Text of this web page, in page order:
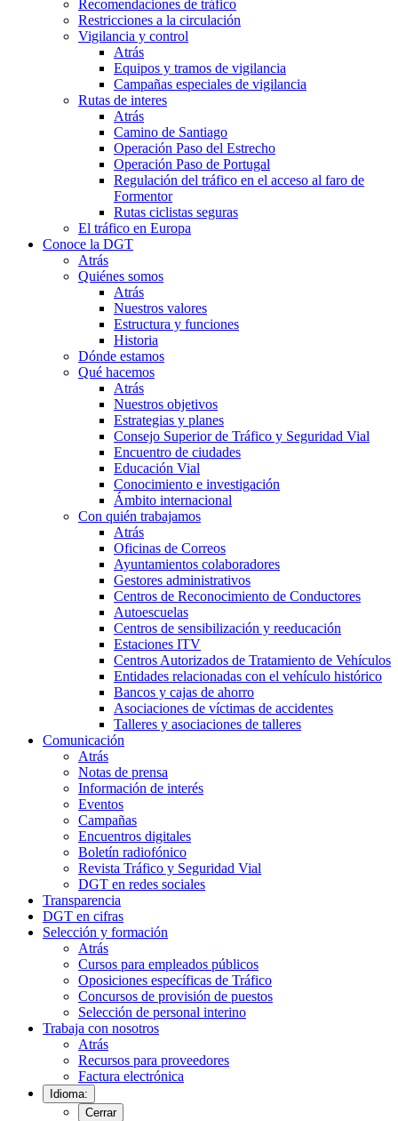
Recomendaciones de tráfico
Restricciones a la circulación
Vigilancia y control
Atrás
Equipos y tramos de vigilancia
Campañas especiales de vigilancia
Rutas de interes
Atrás
Camino de Santiago
Operación Paso del Estrecho
Operación Paso de Portugal
Regulación del tráfico en el acceso al faro de
Formentor
Rutas ciclistas seguras
El tráfico en Europa
Conoce la DGT
Atrás
Quiénes somos
Atrás
Nuestros valores
Estructura y funciones
Historia
Dónde estamos
Qué hacemos
Atrás
Nuestros objetivos
Estrategias y planes
Consejo Superior de Tráfico y Seguridad Vial
Encuentro de ciudades
Educación Vial
Conocimiento e investigación
Ámbito internacional
Con quién trabajamos
Atrás
Oficinas de Correos
Ayuntamientos colaboradores
Gestores administrativos
Centros de Reconocimiento de Conductores
Autoescuelas
Centros de sensibilización y reeducación
Estaciones ITV
Centros Autorizados de Tratamiento de Vehículos
Entidades relacionadas con el vehículo histórico
Bancos y cajas de ahorro
Asociaciones de víctimas de accidentes
Talleres y asociaciones de talleres
Comunicación
Atrás
Notas de prensa
Información de interés
Eventos
Campañas
Encuentros digitales
Boletín radiofónico
Revista Tráfico y Seguridad Vial
DGT en redes sociales
Transparencia
DGT en cifras
Selección y formación
Atrás
Cursos para empleados públicos
Oposiciones específicas de Tráfico
Concursos de provisión de puestos
Selección de personal interino
Trabaja con nosotros
Atrás
Recursos para proveedores
Factura electrónica
Idioma:
Cerrar